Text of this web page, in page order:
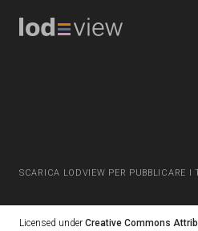
SCARICA LODVIEW PER PUBBLICARE I
Licensed under Creative Commons